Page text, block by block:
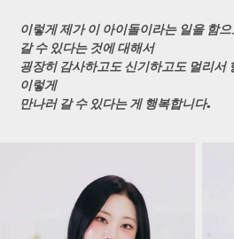
이렇게 제가 이 아이돌이라는 일을 함
갈 수 있다는 것에 대해서
굉장히 감사하고도 신기하고도 멀리서
이렇게
만나러 갈 수 있다는 게 행복합니다.